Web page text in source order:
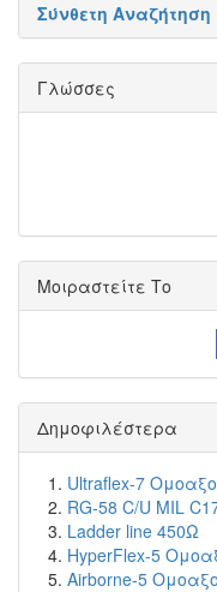
Σύνθετη Αναζήτηση
Γλώσσες
Μοιραστείτε Το
Δημοφιλέστερα
Ultraflex-7
RG-58 C/U MIL
Ladder line 450Ω
HyperFlex-5
Airborne-5